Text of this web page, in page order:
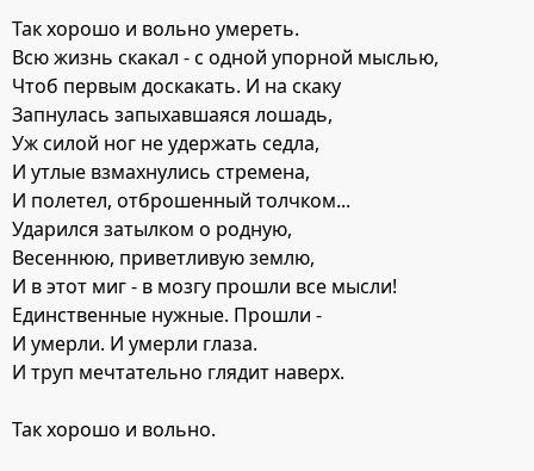
Так хорошо и вольно умереть.
Всю жизнь скакал - с одной упорной мыслью,
Чтоб первым доскакать. И на скаку
Запнулась запыхавшаяся лошадь,
Уж силой ног не удержать седла,
И утлые взмахнулись стремена,
И полетел, отброшенный толчком...
Ударился затылком о родную,
Весеннюю, приветливую землю,
И в этот миг - в мозгу прошли все мысли!
Единственные нужные. Прошли -
И умерли. И умерли глаза.
И труп мечтательно глядит наверх.
Так хорошо и вольно.